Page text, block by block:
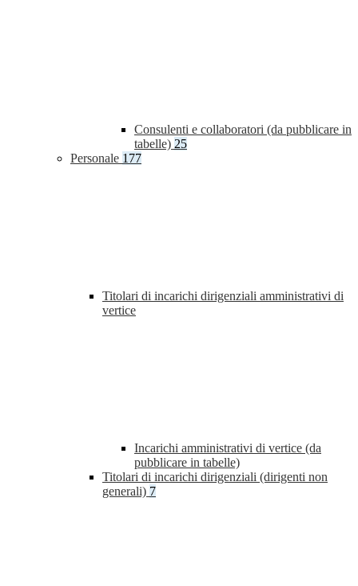
Consulenti e collaboratori (da pubblicare in
tabelle) 25
Personale 177
Titolari di incarichi dirigenziali amministrativi di
vertice
Incarichi amministrativi di vertice (da
pubblicare in tabelle)
Titolari di incarichi dirigenziali (dirigenti non
generali) 7